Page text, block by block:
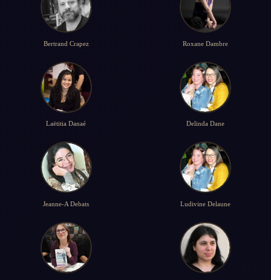
Bertrand Crapez Roxane Dambre
Laëtitia Danaé Delinda Dane
Jeanne-A Debats Ludivine Delaune